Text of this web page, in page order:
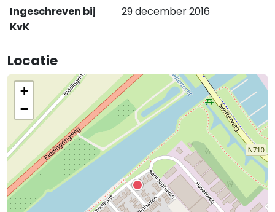
Ingeschreven bij
KvK
29 december 2016
Locatie
+
−